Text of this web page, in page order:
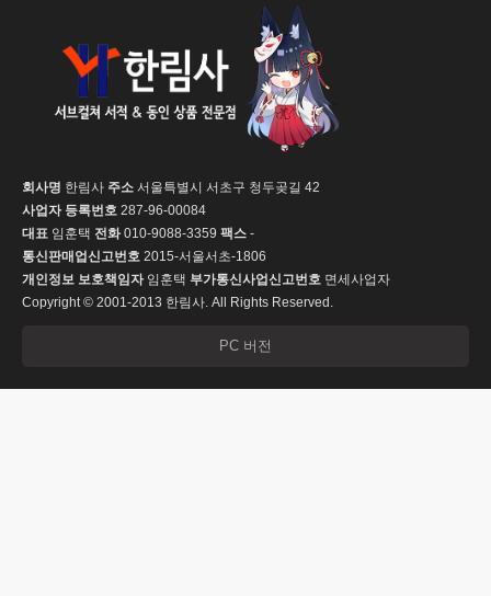
회사명 한림사 주소 서울특별시 서초구 청두곶길 42
사업자 등록번호 287-96-00084
대표 임훈택 전화010-9088-3359 팩스 -
통신판매업신고번호 2015-서울서초-1806
개인정보 보호책임자임훈택 부가통신사업신고번호 면세사업자
Copyright © 2001-2013 한림사. All Rights Reserved.
PC 버전